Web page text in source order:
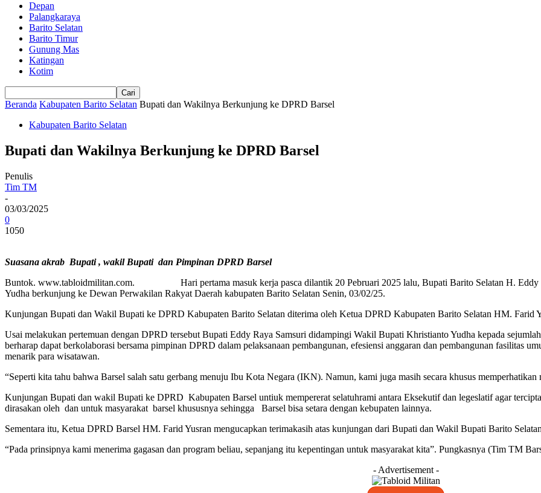
Depan
Palangkaraya
Barito Selatan
Barito Timur
Gunung Mas
Katingan
Kotim
Beranda Kabupaten Barito Selatan Bupati dan Wakilnya Berkunjung ke DPRD Barsel
Kabupaten Barito Selatan
Bupati dan Wakilnya Berkunjung ke DPRD Barsel
Penulis
Tim TM
-
03/03/2025
0
1050
Suasana akrab Bupati , wakil Bupati dan Pimpinan DPRD Barsel
Buntok. www.tabloidmilitan.com. Hari pertama masuk kerja pasca dilantik 20 Pebruari 2025 lalu, Bupati Barito Selatan H. Eddy
Yudha berkunjung ke Dewan Perwakilan Rakyat Daerah kabupaten Barito Selatan Senin, 03/02/25.
Kunjungan Bupati dan Wakil Bupati ke DPRD Kabupaten Barito Selatan diterima oleh Ketua DPRD Kabupaten Barito Selatan HM.
Usai melakukan pertemuan dengan DPRD tersebut Bupati Eddy Raya Samsuri didampingi Wakil Bupati Khristianto Yudha kepada
berharap dapat berkolaborasi bersama pimpinan DPRD dalam pelaksanaan pembangunan, efesiensi anggaran dan pembangunan fasilitas
menarik para wisatawan.
“Seperti kita tahu bahwa Barsel salah satu gerbang menuju Ibu Kota Negara (IKN). Namun, kami juga masih secara khusus
Kunjungan Bupati dan wakil Bupati ke DPRD Kabupaten Barsel untiuk mempererat selatuhrami antara Eksekutif dan legeslatif agar
dirasakan oleh dan untuk masyarakat barsel khususnya sehingga Barsel bisa setara dengan kebupaten lainnya.
Sementara itu, Ketua DPRD Barsel HM. Farid Yusran mengucapkan terimakasih atas kunjungan dari Bupati dan Wakil Bupati Barito
“Pada prinsipnya kami menerima gagasan dan program beliau, sepanjang itu kepentingan untuk masyarakat kita”. Pungkasnya (Tim TM
- Advertisement -